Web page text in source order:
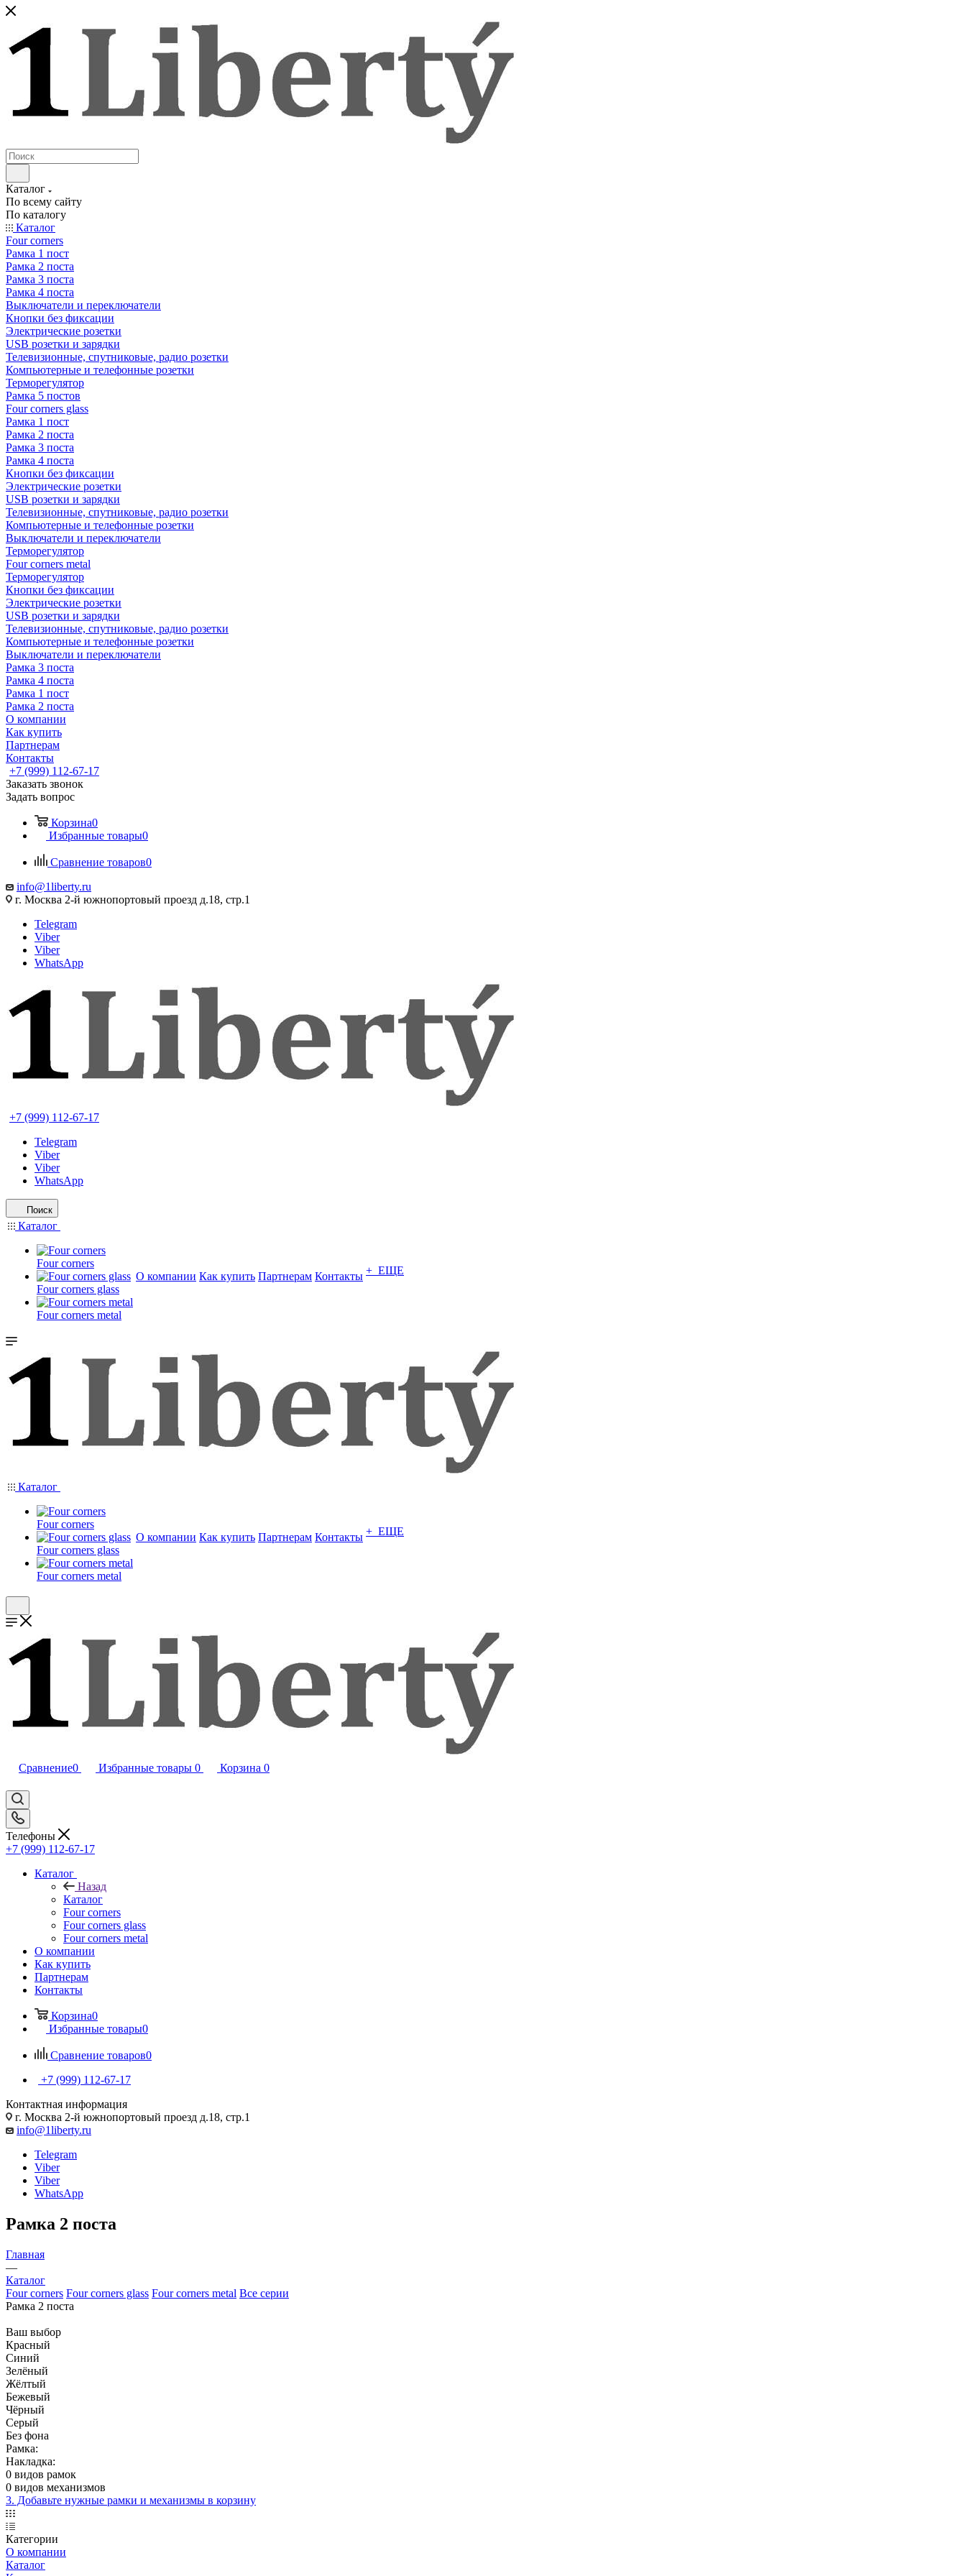
Каталог
По всему сайту
По каталогу
Каталог
Four corners
Рамка 1 пост
Рамка 2 поста
Рамка 3 поста
Рамка 4 поста
Выключатели и переключатели
Кнопки без фиксации
Электрические розетки
USB розетки и зарядки
Телевизионные, спутниковые, радио розетки
Компьютерные и телефонные розетки
Терморегулятор
Рамка 5 постов
Four corners glass
Рамка 1 пост
Рамка 2 поста
Рамка 3 поста
Рамка 4 поста
Кнопки без фиксации
Электрические розетки
USB розетки и зарядки
Телевизионные, спутниковые, радио розетки
Компьютерные и телефонные розетки
Выключатели и переключатели
Терморегулятор
Four corners metal
Терморегулятор
Кнопки без фиксации
Электрические розетки
USB розетки и зарядки
Телевизионные, спутниковые, радио розетки
Компьютерные и телефонные розетки
Выключатели и переключатели
Рамка 3 поста
Рамка 4 поста
Рамка 1 пост
Рамка 2 поста
О компании
Как купить
Партнерам
Контакты
+7 (999) 112-67-17
Заказать звонок
Задать вопрос
Корзина0
Избранные товары0
Сравнение товаров0
info@1liberty.ru
г. Москва 2-й южнопортовый проезд д.18, стр.1
Telegram
Viber
Viber
WhatsApp
+7 (999) 112-67-17
Telegram
Viber
Viber
WhatsApp
Поиск
Каталог
Four corners
Four corners glass
Four corners metal
О компании Как купить Партнерам Контакты + ЕЩЕ
Каталог
Four corners
Four corners glass
Four corners metal
О компании Как купить Партнерам Контакты + ЕЩЕ
Сравнение0 Избранные товары 0 Корзина 0
Телефоны
+7 (999) 112-67-17
Каталог
Назад
Каталог
Four corners
Four corners glass
Four corners metal
О компании
Как купить
Партнерам
Контакты
Корзина0
Избранные товары0
Сравнение товаров0
+7 (999) 112-67-17
Контактная информация
г. Москва 2-й южнопортовый проезд д.18, стр.1
info@1liberty.ru
Telegram
Viber
Viber
WhatsApp
Рамка 2 поста
Главная
—
Каталог
Four corners Four corners glass Four corners metal Все серии
Рамка 2 поста
Ваш выбор
Красный
Синий
Зелёный
Жёлтый
Бежевый
Чёрный
Серый
Без фона
Рамка:
Накладка:
0 видов рамок
0 видов механизмов
3. Добавьте нужные рамки и механизмы в корзину
Категории
О компании
Каталог